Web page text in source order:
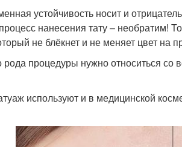
устойчивость носит и
нанесения тату – необратим!
не блёкнет и не меняет цвет на
процедуры нужно относиться со
используют и в медицинской